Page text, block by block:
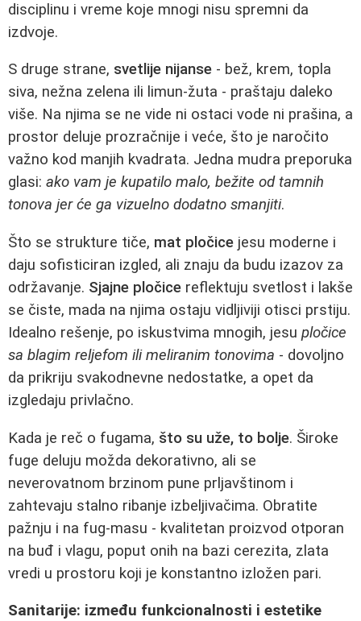
disciplinu i vreme koje mnogi nisu spremni da
izdvoje.
S druge strane, svetlije nijanse - bež, krem, topla
siva, nežna zelena ili limun-žuta - praštaju daleko
više. Na njima se ne vide ni ostaci vode ni prašina, a
prostor deluje prozračnije i veće, što je naročito
važno kod manjih kvadrata. Jedna mudra preporuka
glasi: ako vam je kupatilo malo, bežite od tamnih
tonova jer će ga vizuelno dodatno smanjiti.
Što se strukture tiče, mat pločice jesu moderne i
daju sofisticiran izgled, ali znaju da budu izazov za
održavanje. Sjajne pločice reflektuju svetlost i lakše
se čiste, mada na njima ostaju vidljiviji otisci prstiju.
Idealno rešenje, po iskustvima mnogih, jesu pločice
sa blagim reljefom ili meliranim tonovima - dovoljno
da prikriju svakodnevne nedostatke, a opet da
izgledaju privlačno.
Kada je reč o fugama, što su uže, to bolje. Široke
fuge deluju možda dekorativno, ali se
neverovatnom brzinom pune prljavštinom i
zahtevaju stalno ribanje izbeljivačima. Obratite
pažnju i na fug-masu - kvalitetan proizvod otporan
na buđ i vlagu, poput onih na bazi cerezita, zlata
vredi u prostoru koji je konstantno izložen pari.
Sanitarije: između funkcionalnosti i estetike